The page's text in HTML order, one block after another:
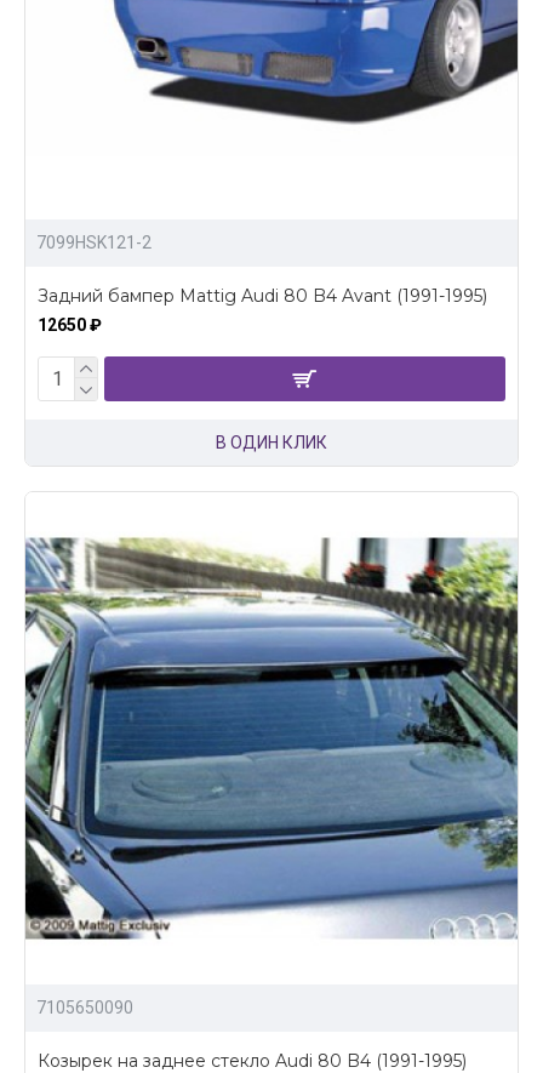
7099HSK121-2
Задний бампер Mattig Audi 80 B4 Avant (1991-1995)
12650 ₽
В ОДИН КЛИК
7105650090
Козырек на заднее стекло Audi 80 B4 (1991-1995)